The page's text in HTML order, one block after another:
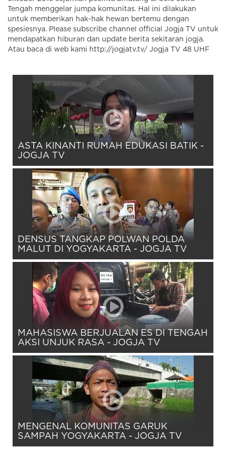
Tengah menggelar jumpa komunitas. Hal ini dilakukan
untuk memberikan hak-hak hewan bertemu dengan
spesiesnya. Please subscribe channel official Jogja TV untuk
mendapatkan hiburan dan update berita sekitaran jogja.
Atau baca di web kami http://jogjatv.tv/ Jogja TV 48 UHF
ASTA KINANTI RUMAH EDUKASI BATIK -
JOGJA TV
DENSUS TANGKAP POLWAN POLDA
MALUT DI YOGYAKARTA - JOGJA TV
MAHASISWA BERJUALAN ES DI TENGAH
AKSI UNJUK RASA - JOGJA TV
MENGENAL KOMUNITAS GARUK
SAMPAH YOGYAKARTA - JOGJA TV